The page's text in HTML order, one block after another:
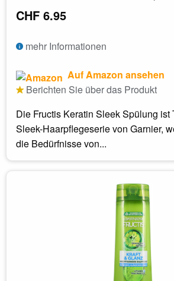
CHF 6.95
mehr Informationen
Auf Amazon ansehen
Berichten Sie über das Produkt
Die Fructis Keratin Sleek Spülung ist
Sleek-Haarpflegeserie von Garnier,
die Bedürfnisse von...